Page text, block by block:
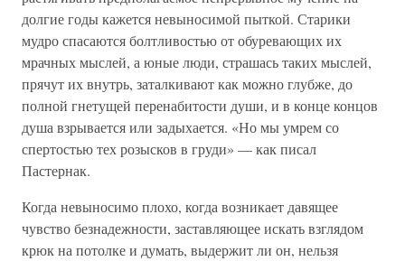
долгие годы кажется невыносимой пыткой. Старики
мудро спасаются болтливостью от обуревающих их
мрачных мыслей, а юные люди, страшась таких мыслей,
прячут их внутрь, заталкивают как можно глубже, до
полной гнетущей перенабитости души, и в конце концов
душа взрывается или задыхается. «Но мы умрем со
спертостью тех розысков в груди» — как писал
Пастернак.
Когда невыносимо плохо, когда возникает давящее
чувство безнадежности, заставляющее искать взглядом
крюк на потолке и думать, выдержит ли он, нельзя